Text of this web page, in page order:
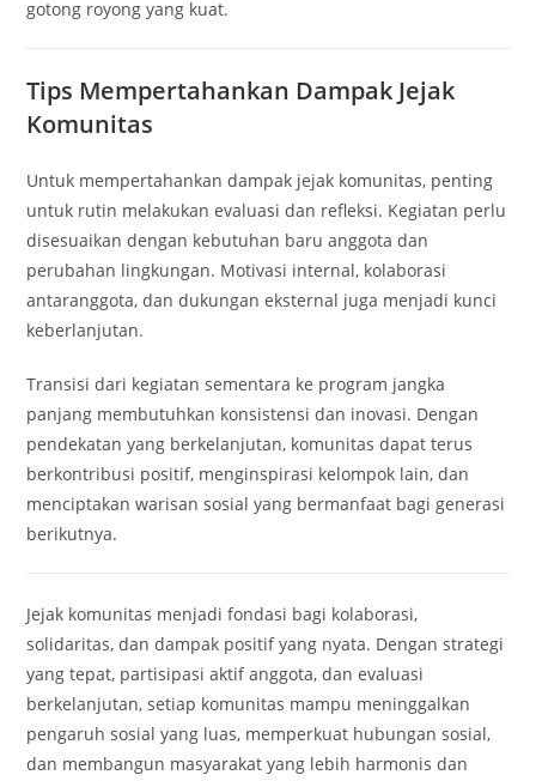
gotong royong yang kuat.
Tips Mempertahankan Dampak Jejak
Komunitas
Untuk mempertahankan dampak jejak komunitas, penting
untuk rutin melakukan evaluasi dan refleksi. Kegiatan perlu
disesuaikan dengan kebutuhan baru anggota dan
perubahan lingkungan. Motivasi internal, kolaborasi
antaranggota, dan dukungan eksternal juga menjadi kunci
keberlanjutan.
Transisi dari kegiatan sementara ke program jangka
panjang membutuhkan konsistensi dan inovasi. Dengan
pendekatan yang berkelanjutan, komunitas dapat terus
berkontribusi positif, menginspirasi kelompok lain, dan
menciptakan warisan sosial yang bermanfaat bagi generasi
berikutnya.
Jejak komunitas menjadi fondasi bagi kolaborasi,
solidaritas, dan dampak positif yang nyata. Dengan strategi
yang tepat, partisipasi aktif anggota, dan evaluasi
berkelanjutan, setiap komunitas mampu meninggalkan
pengaruh sosial yang luas, memperkuat hubungan sosial,
dan membangun masyarakat yang lebih harmonis dan